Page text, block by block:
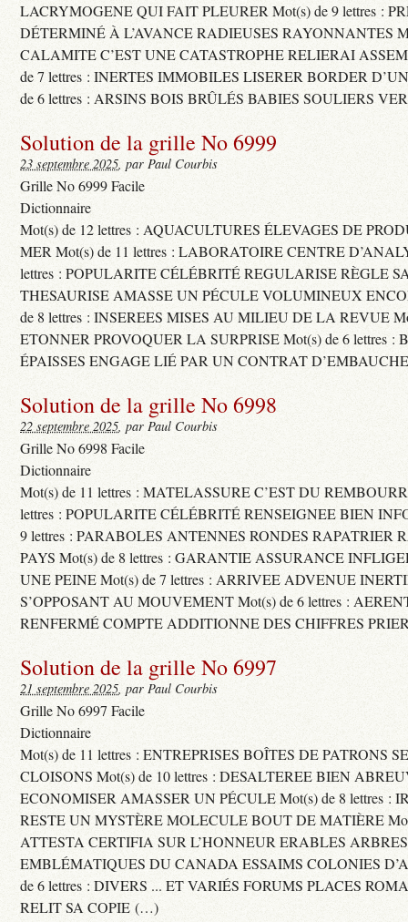
LACRYMOGENE QUI FAIT PLEURER Mot(s) de 9 lettres :
DÉTERMINÉ À L’AVANCE RADIEUSES RAYONNANTES
CALAMITE C’EST UNE CATASTROPHE RELIERAI
de 7 lettres : INERTES IMMOBILES LISERER BORDER
de 6 lettres : ARSINS BOIS BRÛLÉS BABIES SOULIERS
Solution de la grille No 6999
23 septembre 2025, par Paul Courbis
Grille No 6999 Facile
Dictionnaire
Mot(s) de 12 lettres : AQUACULTURES ÉLEVAGES DE
MER Mot(s) de 11 lettres : LABORATOIRE CENTRE
lettres : POPULARITE CÉLÉBRITÉ REGULARISE RÈGLE
THESAURISE AMASSE UN PÉCULE VOLUMINEUX
de 8 lettres : INSEREES MISES AU MILIEU DE LA REVUE
ETONNER PROVOQUER LA SURPRISE Mot(s) de 6 lettres :
ÉPAISSES ENGAGE LIÉ PAR UN CONTRAT
Solution de la grille No 6998
22 septembre 2025, par Paul Courbis
Grille No 6998 Facile
Dictionnaire
Mot(s) de 11 lettres : MATELASSURE C’EST DU
lettres : POPULARITE CÉLÉBRITÉ RENSEIGNEE BIEN
9 lettres : PARABOLES ANTENNES RONDES RAPATRIER
PAYS Mot(s) de 8 lettres : GARANTIE ASSURANCE
UNE PEINE Mot(s) de 7 lettres : ARRIVEE ADVENUE
S’OPPOSANT AU MOUVEMENT Mot(s) de 6 lettres :
RENFERMÉ COMPTE ADDITIONNE DES CHIFFRES
Solution de la grille No 6997
21 septembre 2025, par Paul Courbis
Grille No 6997 Facile
Dictionnaire
Mot(s) de 11 lettres : ENTREPRISES BOÎTES DE PATRONS
CLOISONS Mot(s) de 10 lettres : DESALTEREE BIEN
ECONOMISER AMASSER UN PÉCULE Mot(s) de 8 lettres :
RESTE UN MYSTÈRE MOLECULE BOUT DE MATIÈRE
ATTESTA CERTIFIA SUR L’HONNEUR ERABLES ARBRES
EMBLÉMATIQUES DU CANADA ESSAIMS COLONIES
de 6 lettres : DIVERS ... ET VARIÉS FORUMS PLACES
RELIT SA COPIE (…)